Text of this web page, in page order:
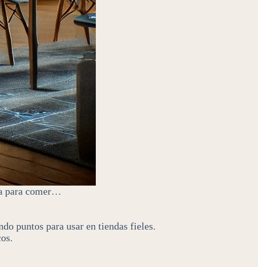
para comer…
puntos para usar en tiendas fieles.